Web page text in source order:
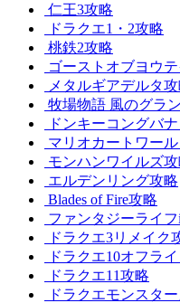
仁王3攻略
ドラクエ1・2攻略
桃鉄2攻略
ゴーストオブヨウ
メタルギアデルタ
牧場物語 風のグラ
ドンキーコングバ
マリオカートワー
モンハンワイルズ攻
エルデンリング攻略
Blades of Fire攻略
ファンタジーライ
ドラクエ3リメイク
ドラクエ10オフラ
ドラクエ11攻略
ドラクエモンスタ